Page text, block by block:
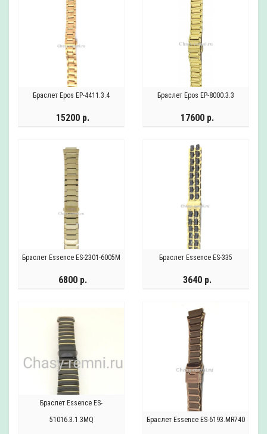
Браслет Epos EP-4411.3.4
15200 р.
Браслет Epos EP-8000.3.3
17600 р.
Браслет Essence ES-2301-6005M
6800 р.
Браслет Essence ES-335
3640 р.
Браслет Essence ES-
51016.3.1.3MQ
Браслет Essence ES-6193.MR740